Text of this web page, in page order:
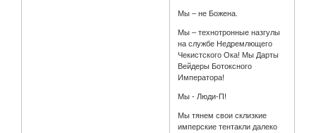
Мы – не Божена.
Мы – технотронные назгулы
на службе Недремлющего
Чекистского Ока! Мы Дарты
Вейдеры Ботоксного
Императора!
Мы - Люди-П!
Мы тянем свои склизкие
имперские тентакли далеко